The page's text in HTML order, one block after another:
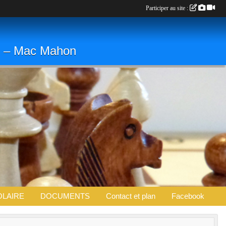
Mac Mahon
DOCUMENTS Contact et plan Facebook
Participer au site :